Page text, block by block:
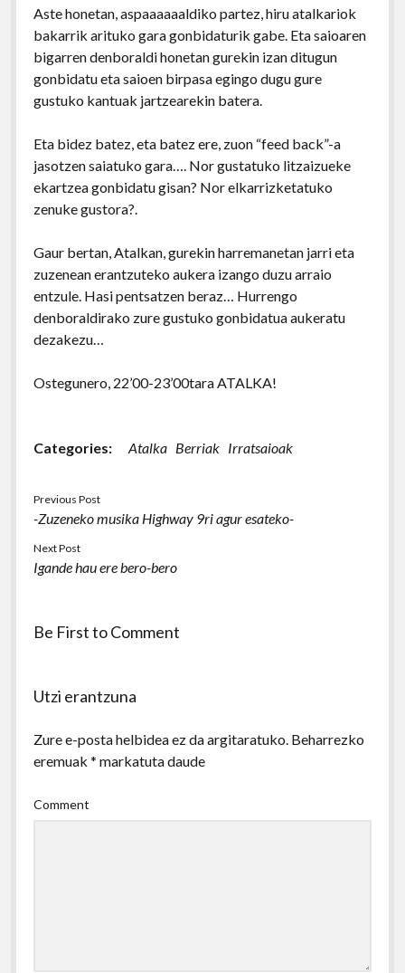
Aste honetan, aspaaaaaaldiko partez, hiru atalkariok
bakarrik arituko gara gonbidaturik gabe. Eta saioaren
bigarren denboraldi honetan gurekin izan ditugun
gonbidatu eta saioen birpasa egingo dugu gure
gustuko kantuak jartzearekin batera.
Eta bidez batez, eta batez ere, zuon “feed back”-a
jasotzen saiatuko gara…. Nor gustatuko litzaizueke
ekartzea gonbidatu gisan? Nor elkarrizketatuko
zenuke gustora?.
Gaur bertan, Atalkan, gurekin harremanetan jarri eta
zuzenean erantzuteko aukera izango duzu arraio
entzule. Hasi pentsatzen beraz… Hurrengo
denboraldirako zure gustuko gonbidatua aukeratu
dezakezu…
Ostegunero, 22’00-23’00tara ATALKA!
Categories: Atalka Berriak Irratsaioak
Previous Post
-Zuzeneko musika Highway 9ri agur esateko-
Next Post
Igande hau ere bero-bero
Be First to Comment
Utzi erantzuna
Zure e-posta helbidea ez da argitaratuko. Beharrezko
eremuak * markatuta daude
Comment